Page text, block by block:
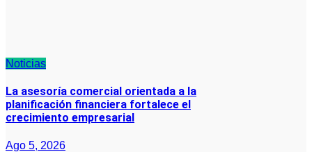
Noticias
La asesoría comercial orientada a la
planificación financiera fortalece el
crecimiento empresarial
Ago 5, 2026